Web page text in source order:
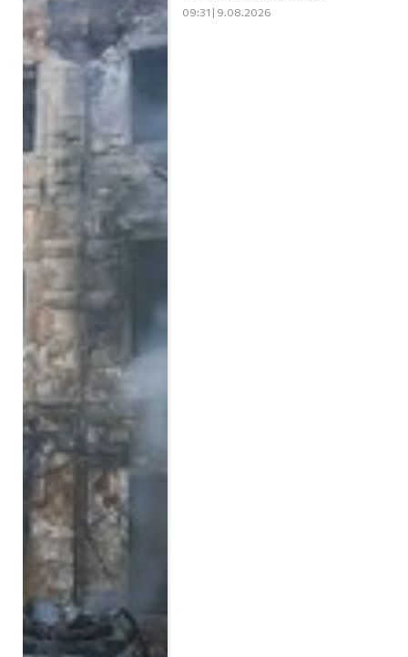
09:31 | 9.08.2026